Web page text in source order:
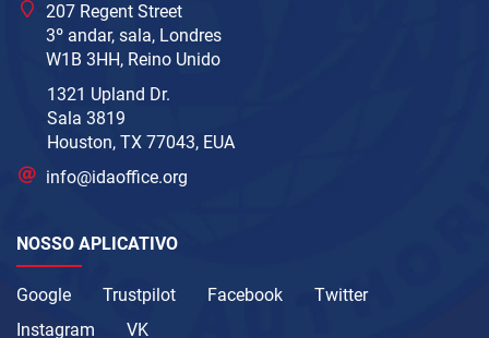
207 Regent Street
3º andar, sala, Londres
W1B 3HH, Reino Unido
1321 Upland Dr.
Sala 3819
Houston, TX 77043, EUA
info@idaoffice.org
NOSSO APLICATIVO
Google Trustpilot Facebook
Twitter
Instagram
VK